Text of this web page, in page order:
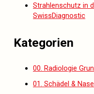
Strahlenschutz in
SwissDiagnostic
Kategorien
00. Radiologie
01. Schädel &